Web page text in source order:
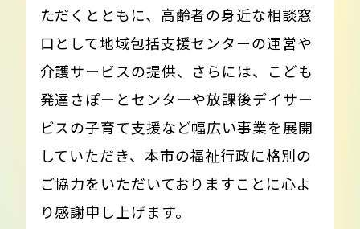
ただくとともに、高齢者の身近な相談窓
口として地域包括支援センターの運営や
介護サービスの提供、さらには、こども
発達さぽーとセンターや放課後デイサー
ビスの子育て支援など幅広い事業を展開
していただき、本市の福祉行政に格別の
ご協力をいただいておりますことに心よ
り感謝申し上げます。